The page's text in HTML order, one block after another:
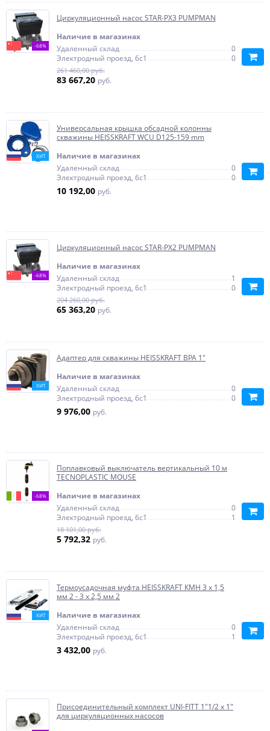
-68%
Циркуляционный насос STAR-PX3 PUMPMAN
Наличие в магазинах
Удаленный склад
0
Электродный проезд, 6с1
0
261 460,00 руб.
83 667,20 руб.
ХИТ
Универсальная крышка обсадной колонны
скважины HEISSKRAFT WCU D125-159 mm
Наличие в магазинах
Удаленный склад
0
Электродный проезд, 6с1
0
10 192,00 руб.
-68%
Циркуляционный насос STAR-PX2 PUMPMAN
Наличие в магазинах
Удаленный склад
1
Электродный проезд, 6с1
0
204 260,00 руб.
65 363,20 руб.
ХИТ
Адаптер для скважины HEISSKRAFT BPA 1"
Наличие в магазинах
Удаленный склад
0
Электродный проезд, 6с1
0
9 976,00 руб.
-68%
Поплавковый выключатель вертикальный 10 м
TECNOPLASTIC MOUSE
Наличие в магазинах
Удаленный склад
0
Электродный проезд, 6с1
1
18 101,00 руб.
5 792,32 руб.
ХИТ
Термоусадочная муфта HEISSKRAFT КМН 3 х 1,5
мм 2 - 3 х 2,5 мм 2
Наличие в магазинах
Удаленный склад
0
Электродный проезд, 6с1
1
3 432,00 руб.
Присоединительный комплект UNI-FITT 1"1/2 х 1"
для циркуляционных насосов